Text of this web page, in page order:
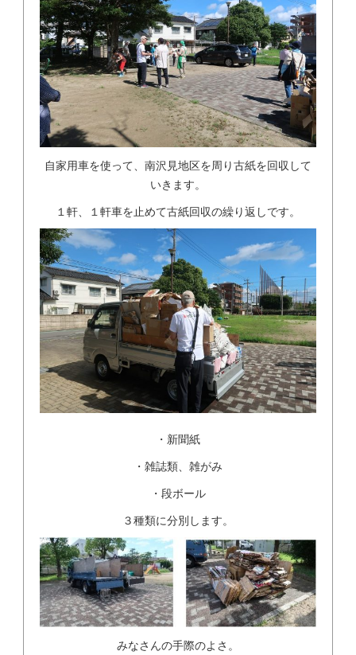
自家用車を使って、南沢見地区を周り古紙を回収して
いきます。
１軒、１軒車を止めて古紙回収の繰り返しです。
・新聞紙
・雑誌類、雑がみ
・段ボール
３種類に分別します。
みなさんの手際のよさ。